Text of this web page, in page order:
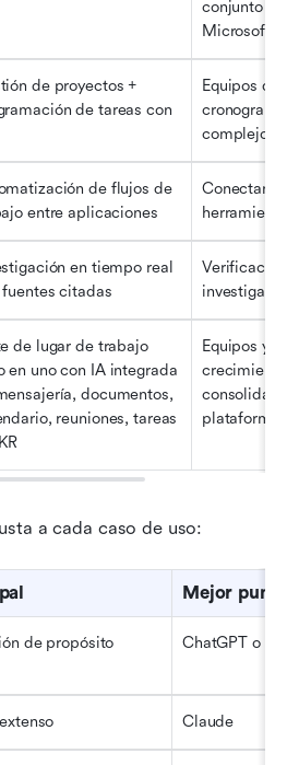
conjunto
Microsoft
de proyectos +
de tareas con
Equipos
complejos
de flujos de
entre aplicaciones
en tiempo real
citadas
de lugar de trabajo
en uno con IA integrada
documentos,
reuniones, tareas
Equipos y
plataformas
a cada caso de uso:
Mejor
de propósito
ChatGPT o
Claude